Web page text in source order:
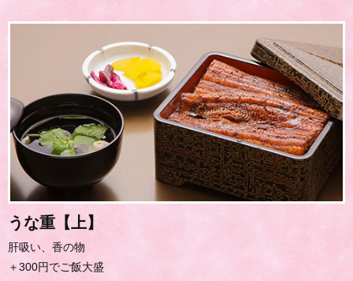
うな重【上】
肝吸い、香の物
＋300円でご飯大盛